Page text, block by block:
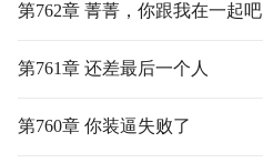
第762章 菁菁，你跟我在一起吧
第761章 还差最后一个人
第760章 你装逼失败了